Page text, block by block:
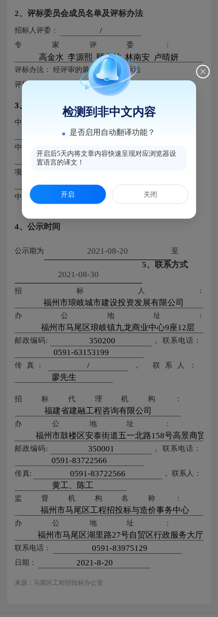
2、评标委员会成员名单及评标办法
招标人评委：
专家评委：
评标办法：
经评审的最低投标价中标法
评标参数：
3、中标人及其投标文件相关内容
中标人名称：
中标人组织机构代码：
项目负责人：
中标金额：
4、公示时间
公示期为 至
5、联系方式
招标人:
办公地址:
邮政编码: ， 联系电话：
传真: ， 联系人：
招标代理机构：
办公地址：
邮政编码: ， 联系电话：
传真: ，联系人：
监督机构名称：
办公地址：
联系电话：
日期：
来源：马尾区工程招投标办公室
检测到非中文内容
是否启用自动翻译功能？
开启后5天内将文章内容快速呈现对应浏览器设
置语言的译文！
开启 关闭